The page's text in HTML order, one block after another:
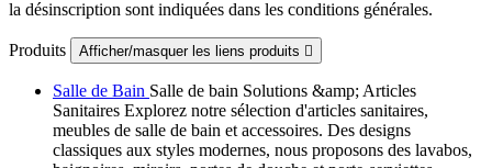
la désinscription sont indiquées dans les conditions générales.
Produits Afficher/masquer les liens produits 
Salle de Bain Salle de bain Solutions &amp; Articles
Sanitaires Explorez notre sélection d'articles sanitaires,
meubles de salle de bain et accessoires. Des designs
classiques aux styles modernes, nous proposons des lavabos,